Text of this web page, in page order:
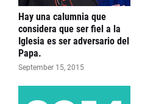
Hay una calumnia que
considera que ser fiel a la
Iglesia es ser adversario del
Papa.
September 15, 2015